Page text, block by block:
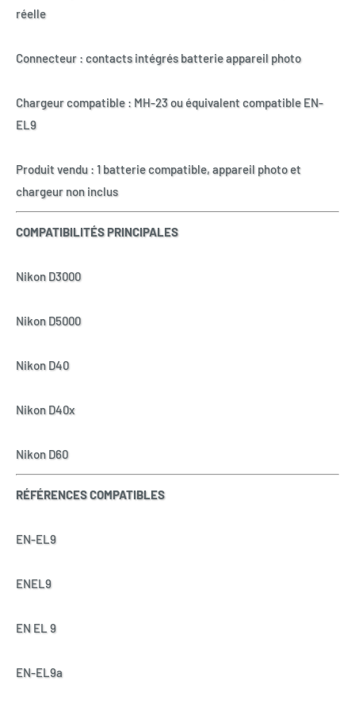
réelle
Connecteur : contacts intégrés batterie appareil photo
Chargeur compatible : MH-23 ou équivalent compatible EN-
EL9
Produit vendu : 1 batterie compatible, appareil photo et
chargeur non inclus
COMPATIBILITÉS PRINCIPALES
Nikon D3000
Nikon D5000
Nikon D40
Nikon D40x
Nikon D60
RÉFÉRENCES COMPATIBLES
EN-EL9
ENEL9
EN EL 9
EN-EL9a